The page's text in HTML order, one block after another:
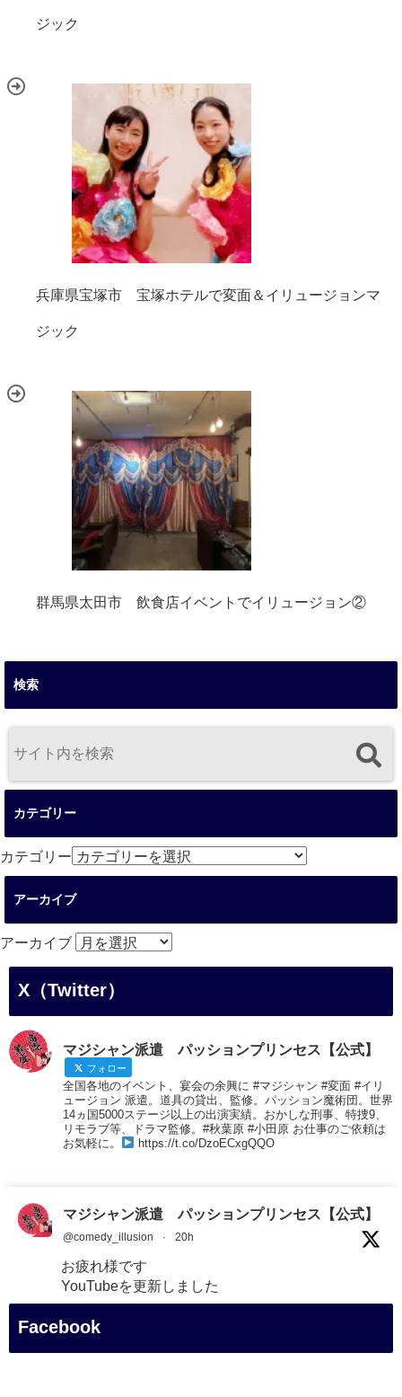
ジック
兵庫県宝塚市 宝塚ホテルで変面＆イリュージョンマ
ジック
群馬県太田市 飲食店イベントでイリュージョン②
検索
カテゴリー
カテゴリー
アーカイブ
アーカイブ
X（Twitter）
マジシャン派遣 パッションプリンセス【公式】
フォロー
全国各地のイベント、宴会の余興に #マジシャン #変面 #イリ
ュージョン 派遣。道具の貸出、監修。パッション魔術団。世界
14ヵ国5000ステージ以上の出演実績。おかしな刑事、特捜9、
リモラブ等、ドラマ監修。#秋葉原 #小田原 お仕事のご依頼は
お気軽に。
https://t.co/DzoECxgQQO
マジシャン派遣 パッションプリンセス【公式】
@comedy_illusion · 20h
お疲れ様です
YouTubeを更新しました
https://youtu.be/9Vo2WgtDLME @YouTube
Facebook